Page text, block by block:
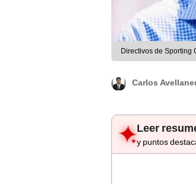
Directivos de Sporting
Carlos
Leer
y puntos